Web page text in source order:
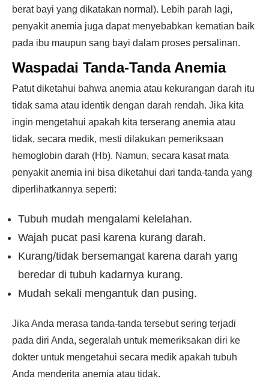
berat bayi yang dikatakan normal). Lebih parah lagi,
penyakit anemia juga dapat menyebabkan kematian baik
pada ibu maupun sang bayi dalam proses persalinan.
Waspadai Tanda-Tanda Anemia
Patut diketahui bahwa anemia atau kekurangan darah itu
tidak sama atau identik dengan darah rendah. Jika kita
ingin mengetahui apakah kita terserang anemia atau
tidak, secara medik, mesti dilakukan pemeriksaan
hemoglobin darah (Hb). Namun, secara kasat mata
penyakit anemia ini bisa diketahui dari tanda-tanda yang
diperlihatkannya seperti:
Tubuh mudah mengalami kelelahan.
Wajah pucat pasi karena kurang darah.
Kurang/tidak bersemangat karena darah yang
beredar di tubuh kadarnya kurang.
Mudah sekali mengantuk dan pusing.
Jika Anda merasa tanda-tanda tersebut sering terjadi
pada diri Anda, segeralah untuk memeriksakan diri ke
dokter untuk mengetahui secara medik apakah tubuh
Anda menderita anemia atau tidak.